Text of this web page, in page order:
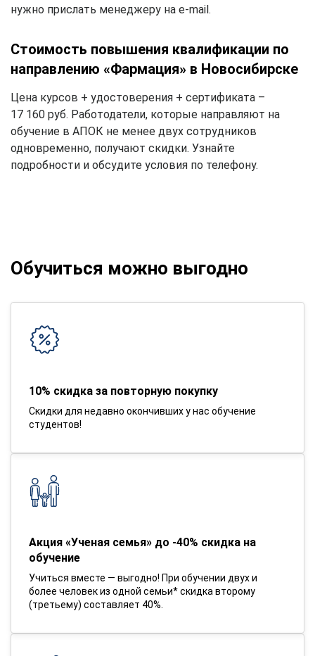
нужно прислать менеджеру на e-mail.
Стоимость повышения квалификации по
направлению «Фармация» в Новосибирске
Цена курсов + удостоверения + сертификата –
17 160 руб. Работодатели, которые направляют на
обучение в АПОК не менее двух сотрудников
одновременно, получают скидки. Узнайте
подробности и обсудите условия по телефону.
Обучиться можно выгодно
10% скидка за повторную покупку
Скидки для недавно окончивших у нас обучение
студентов!
Акция «Ученая семья» до -40% скидка на
обучение
Учиться вместе — выгодно! При обучении двух и
более человек из одной семьи* скидка второму
(третьему) составляет 40%.